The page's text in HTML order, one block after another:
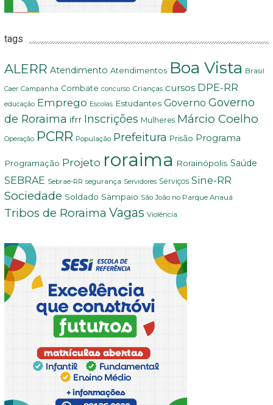
tags
ALERR Atendimento Atendimentos Boa Vista Brasil
Caer Campanha Combate concurso Crianças cursos DPE-RR
educação Emprego Escolas Estudantes Governo Governo
de Roraima ifrr Inscrições Mulheres Márcio Coelho
Operação PCRR População Prefeitura Prisão Programa
Programação Projeto roraima Rorainópolis Saúde
SEBRAE Sebrae-RR segurança Servidores Serviços Sine-RR
Sociedade Soldado Sampaio São João no Parque Anauá
Tribos de Roraima Vagas Violência